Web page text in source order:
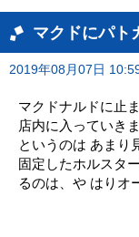
マクドにパト
2019年08月07日
マクドナルドに止
店内に入っていき
というのは あまり
固定したホルスタ
るのは、や はりオ